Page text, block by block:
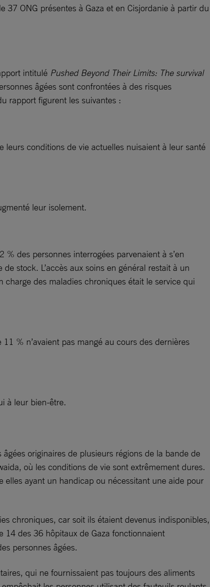
37 ONG présentes à Gaza et en Cisjordanie à partir du
intitulé Pushed Beyond Their Limits: The survival
âgées sont confrontées à des risques
rapport figurent les suivantes :
conditions de vie actuelles nuisaient à leur santé
leur isolement.
des personnes interrogées parvenaient à s’en
stock. L’accès aux soins en général restait à un
des maladies chroniques était le service qui
% n’avaient pas mangé au cours des dernières
à leur bien-être.
originaires de plusieurs régions de la bande de
où les conditions de vie sont extrêmement dures.
ayant un handicap ou nécessitant une aide pour
chroniques, car soit ils étaient devenus indisponibles,
14 des 36 hôpitaux de Gaza fonctionnaient
personnes âgées.
qui ne fournissaient pas toujours des aliments